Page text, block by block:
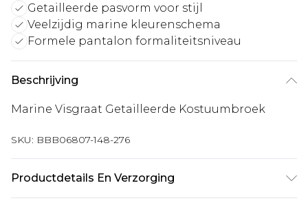
Getailleerde pasvorm voor stijl
Veelzijdig marine kleurenschema
Formele pantalon formaliteitsniveau
Beschrijving
Marine Visgraat Getailleerde Kostuumbroek
SKU: BBB06807-148-276
Productdetails En Verzorging